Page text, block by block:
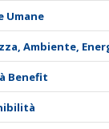
Umane
Ambiente,
Benefit